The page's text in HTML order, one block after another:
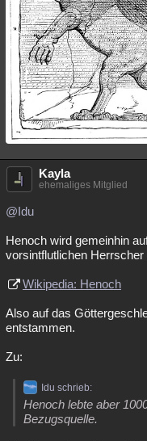
Kayla
ehemaliges Mitglied
@Idu
Henoch wird gemeinhin
vorsintflutlichen
Wikipedia: Henoch
Also auf das
entstammen.
Zu:
Idu schrieb:
Henoch lebte aber
Bezugsquelle.